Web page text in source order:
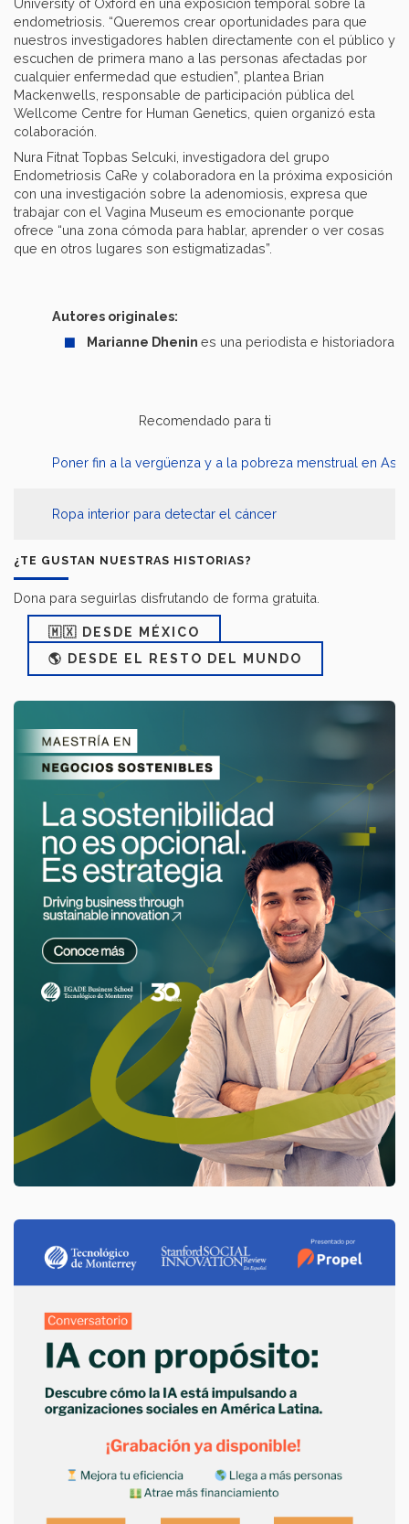
University of Oxford en una exposición temporal sobre la
endometriosis. “Queremos crear oportunidades para que
nuestros investigadores hablen directamente con el público y
escuchen de primera mano a las personas afectadas por
cualquier enfermedad que estudien”, plantea Brian
Mackenwells, responsable de participación pública del
Wellcome Centre for Human Genetics, quien organizó esta
colaboración.
Nura Fitnat Topbas Selcuki, investigadora del grupo
Endometriosis CaRe y colaboradora en la próxima exposición
con una investigación sobre la adenomiosis, expresa que
trabajar con el Vagina Museum es emocionante porque
ofrece “una zona cómoda para hablar, aprender o ver cosas
que en otros lugares son estigmatizadas”.
Autores originales:
Marianne Dhenin es una periodista e historiadora
Recomendado para ti
Poner fin a la vergüenza y a la pobreza menstrual en Asia
Ropa interior para detectar el cáncer
¿TE GUSTAN NUESTRAS HISTORIAS?
Dona para seguirlas disfrutando de forma gratuita.
🇲🇽 DESDE MÉXICO
🌎 DESDE EL RESTO DEL MUNDO